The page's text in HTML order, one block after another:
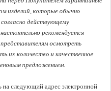
изделий, которые обычно
действующему
рекомендуется
осмотреть
их количество и качественное
предложением.
на следующий адрес электронной